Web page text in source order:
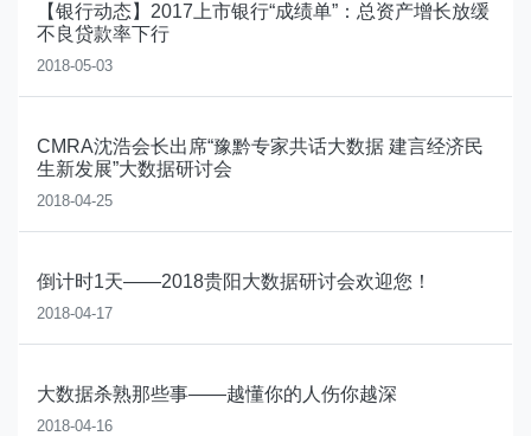
【银行动态】2017上市银行“成绩单”：总资产增长放缓
不良贷款率下行
2018-05-03
CMRA沈浩会长出席“豫黔专家共话大数据 建言经济民
生新发展”大数据研讨会
2018-04-25
倒计时1天——2018贵阳大数据研讨会欢迎您！
2018-04-17
大数据杀熟那些事——越懂你的人伤你越深
2018-04-16